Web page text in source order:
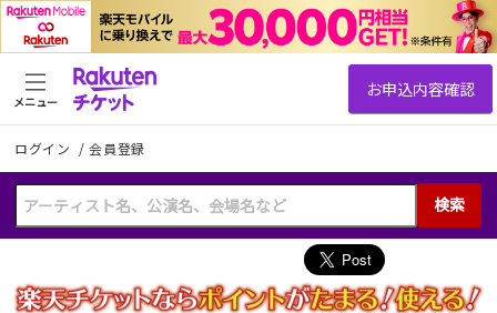
ログイン /会員登録
検索
メニュー